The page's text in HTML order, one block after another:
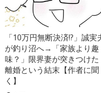
「10万円無断決済!?」誠実
が釣り沼へ→「家族より趣
味？」限界妻が突きつけた
離婚という結末【作者に聞
く】